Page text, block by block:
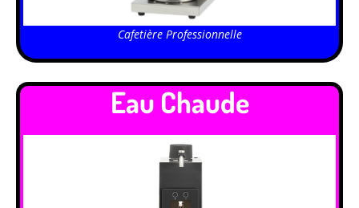
Cafetière Professionnelle
Eau Chaude